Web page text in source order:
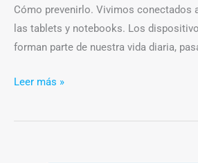
Cómo prevenirlo. Vivimos conectados
las tablets y notebooks. Los
forman parte de nuestra vida diaria,
Leer más »